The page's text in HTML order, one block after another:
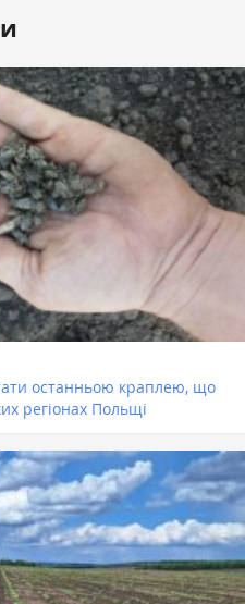
останньою краплею, що
регіонах Польщі